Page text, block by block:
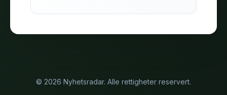
© 2026 Nyhetsradar. Alle rettigheter reservert.